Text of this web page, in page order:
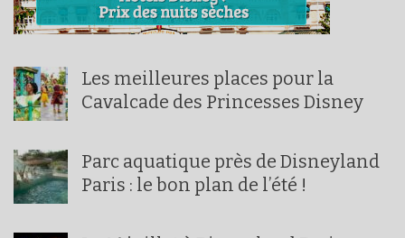
Les meilleures places pour la
Cavalcade des Princesses Disney
Parc aquatique près de Disneyland
Paris : le bon plan de l’été !